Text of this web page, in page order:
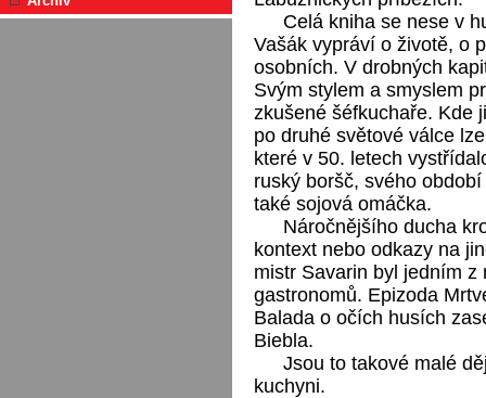
Celá kniha se nese v
Vašák vypráví o životě, o
osobních. V drobných
Svým stylem a smyslem
zkušené šéfkuchaře. Kde
po druhé světové válce
které v 50. letech
ruský boršč, svého
také sojová omáčka.
Náročnějšího ducha
kontext nebo odkazy na
mistr Savarin byl jedním
gastronomů. Epizoda
Balada o očích husích
Biebla.
Jsou to takové malé
kuchyni.